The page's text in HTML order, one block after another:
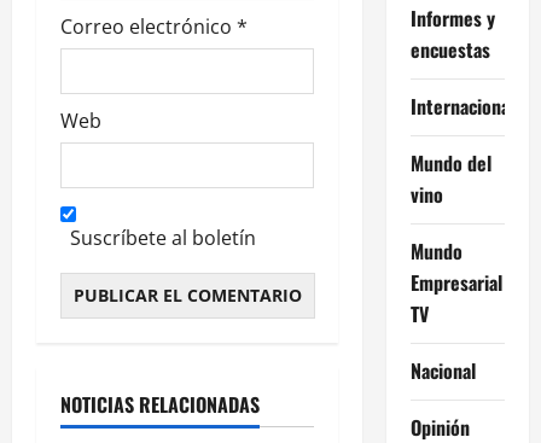
Correo electrónico *
Web
Suscríbete al boletín
NOTICIAS RELACIONADAS
Informes y
encuestas
Internacional
Mundo del
vino
Mundo
Empresarial
TV
Nacional
Opinión